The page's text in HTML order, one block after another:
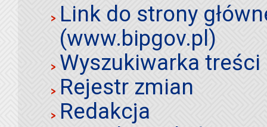
Link do strony
(www.bipgov.pl)
Wyszukiwarka
Rejestr zmian
Redakcja